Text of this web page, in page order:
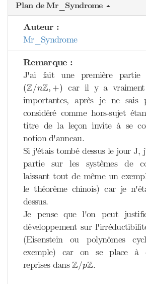
Plan de Mr_Syndrome
Auteur :
Mr_Syndrome
Remarque :
J'ai fait une première partie
(Z/nZ, +)
(Z / Z, + )
car il y a vraiment
importantes, après je ne sais
considéré comme hors-sujet
titre de la leçon invite à se
notion d'anneau.
Si j'étais tombé dessus le jour J,
partie sur les systèmes de
laissant tout de même un
le théorème chinois) car je
dessus.
Je pense que l'on peut
développement sur
(Eisenstein ou polynômes
exemple) car on se place à
reprises dansZ/pZ
Z / Z.